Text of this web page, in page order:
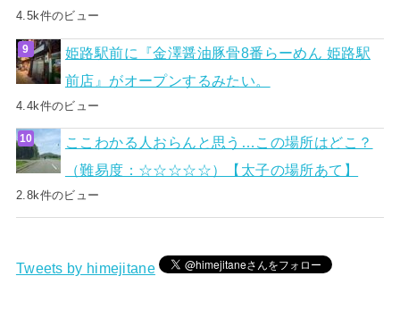
4.5k件のビュー
姫路駅前に『金澤醤油豚骨8番らーめん 姫路駅
前店』がオープンするみたい。
4.4k件のビュー
ここわかる人おらんと思う…この場所はどこ？
（難易度：☆☆☆☆☆）【太子の場所あて】
2.8k件のビュー
Tweets by himejitane